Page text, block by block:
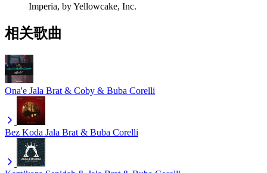
Imperia, by Yellowcake, Inc.
相关歌曲
Ona'e Jala Brat & Coby & Buba Corelli
Bez Koda Jala Brat & Buba Corelli